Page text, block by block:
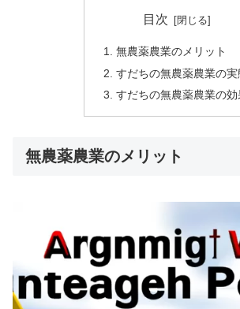
目次
無農薬農業のメリット
すだちの無農薬農業の実
すだちの無農薬農業の効
無農薬農業のメリット